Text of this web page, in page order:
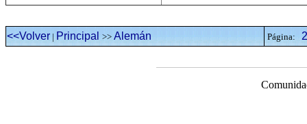
<<Volver| Principal >> Alemán Página: 2